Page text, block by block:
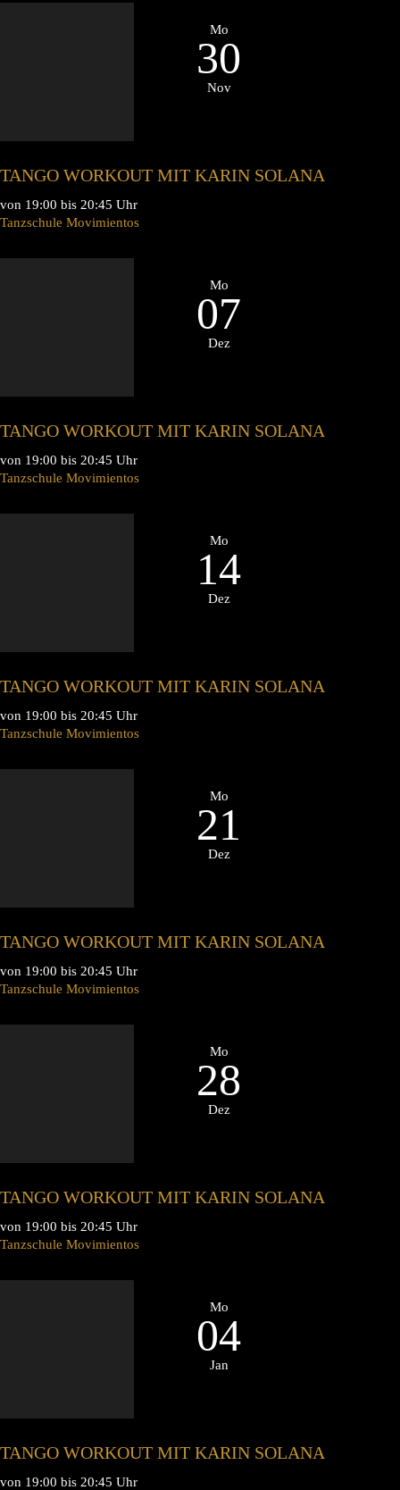
Mo
30
Nov
TANGO WORKOUT MIT KARIN SOLANA
von 19:00 bis 20:45 Uhr
Tanzschule Movimientos
Mo
07
Dez
TANGO WORKOUT MIT KARIN SOLANA
von 19:00 bis 20:45 Uhr
Tanzschule Movimientos
Mo
14
Dez
TANGO WORKOUT MIT KARIN SOLANA
von 19:00 bis 20:45 Uhr
Tanzschule Movimientos
Mo
21
Dez
TANGO WORKOUT MIT KARIN SOLANA
von 19:00 bis 20:45 Uhr
Tanzschule Movimientos
Mo
28
Dez
TANGO WORKOUT MIT KARIN SOLANA
von 19:00 bis 20:45 Uhr
Tanzschule Movimientos
Mo
04
Jan
TANGO WORKOUT MIT KARIN SOLANA
von 19:00 bis 20:45 Uhr